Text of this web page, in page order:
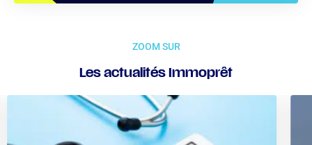
ZOOM SUR
Les actualités Immoprêt